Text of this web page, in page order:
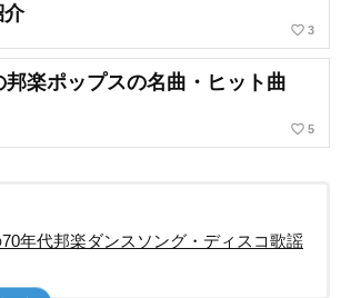
介
favorite_border 3
楽ポップスの名曲・ヒット曲
favorite_border 5
70年代邦楽ダンスソング・ディスコ歌謡